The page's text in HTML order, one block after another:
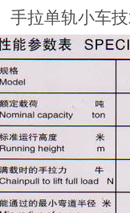
手拉单轨小车技